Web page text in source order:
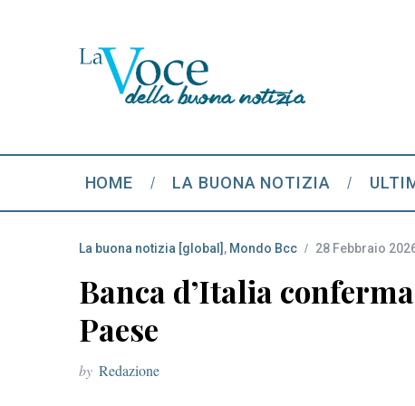
HOME LA BUONA NOTIZIA
La buona notizia [global] , Mondo Bcc 28 Febbraio
Banca d’Italia
Paese
by Redazione